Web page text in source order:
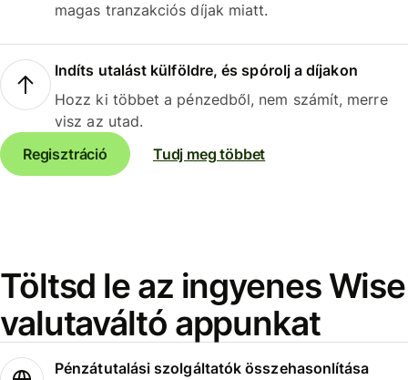
magas tranzakciós díjak miatt.
Indíts utalást külföldre, és spórolj a díjakon
Hozz ki többet a pénzedből, nem számít, merre
visz az utad.
Regisztráció
Tudj meg többet
Töltsd le az ingyenes Wise
valutaváltó appunkat
Pénzátutalási szolgáltatók összehasonlítása